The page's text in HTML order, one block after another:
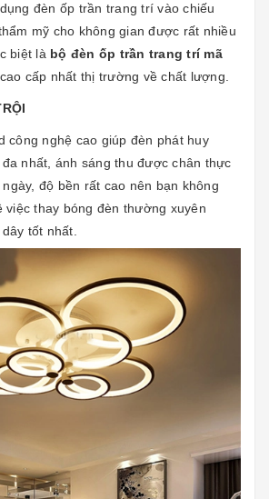
đèn ốp trần trang trí vào chiếu
mỹ cho không gian được rất nhiều
biệt là bộ đèn ốp trần trang trí mã
cấp nhất thị trường về chất lượng.
công nghệ cao giúp đèn phát huy
nhất, ánh sáng thu được chân thực
độ bền rất cao nên bạn không
việc thay bóng đèn thường xuyên
tốt nhất